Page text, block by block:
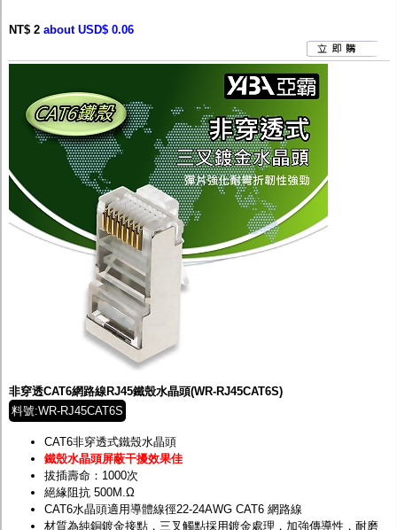
NT$ 2 about USD$ 0.06
非穿透CAT6網路線RJ45鐵殼水晶頭(WR-RJ45CAT6S)
料號:WR-RJ45CAT6S
CAT6非穿透式鐵殼水晶頭
鐵殼水晶頭屏蔽干擾效果佳
拔插壽命：1000次
絕緣阻抗 500M.Ω
CAT6水晶頭適用導體線徑22-24AWG CAT6 網路線
材質為純銅鍍金接點，三叉觸點採用鍍金處理，加強傳導性，耐磨